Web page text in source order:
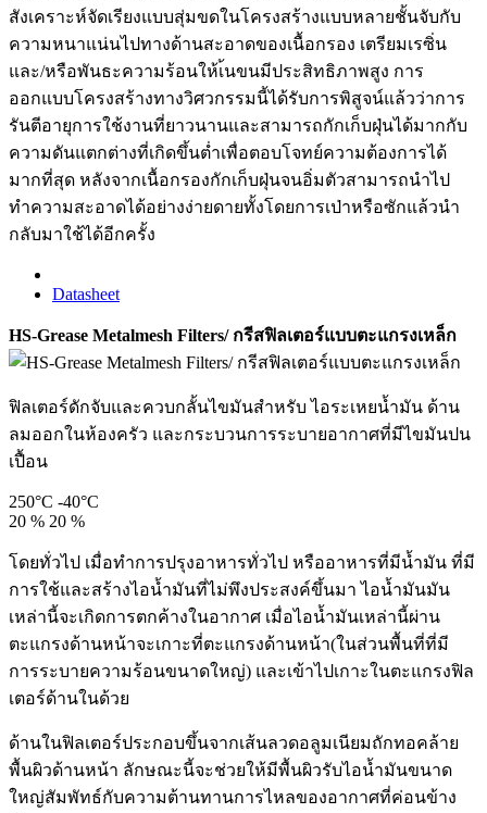
สังเคราะห์จัดเรียงแบบสุ่มขดในโครงสร้างแบบหลายชั้นจับกับ
ความหนาแน่นไปทางด้านสะอาดของเนื้อกรอง เตรียมเรซิ่น
และ/หรือพันธะความร้อนให้เ้นขนมีประสิทธิภาพสูง การ
ออกแบบโครงสร้างทางวิศวกรรมนี้ได้รับการพิสูจน์แล้วว่าการ
รันตีอายุการใช้งานที่ยาวนานและสามารถกักเก็บฝุ่นได้มากกับ
ความดันแตกต่างที่เกิดขึ้นต่ำเพื่อตอบโจทย์ความต้องการได้
มากที่สุด หลังจากเนื้อกรองกักเก็บฝุ่นจนอิ่มตัวสามารถนำไป
ทำความสะอาดได้อย่างง่ายดายทั้งโดยการเป่าหรือซักแล้วนำ
กลับมาใช้ได้อีกครั้ง
Datasheet
HS-Grease Metalmesh Filters/ กรีสฟิลเตอร์แบบตะแกรงเหล็ก
ฟิลเตอร์ดักจับและควบกลั้นไขมันสำหรับ ไอระเหยน้ำมัน ด้าน
ลมออกในห้องครัว และกระบวนการระบายอากาศที่มีไขมันปน
เปื้อน
250°C -40°C
20 % 20 %
โดยทั่วไป เมื่อทำการปรุงอาหารทั่วไป หรืออาหารที่มีน้ำมัน ที่มี
การใช้และสร้างไอน้ำมันที่ไม่พึงประสงค์ขึ้นมา ไอน้ำมันมัน
เหล่านี้จะเกิดการตกค้างในอากาศ เมื่อไอน้ำมันเหล่านี้ผ่าน
ตะแกรงด้านหน้าจะเกาะที่ตะแกรงด้านหน้า(ในส่วนพื้นที่ที่มี
การระบายความร้อนขนาดใหญ่) และเข้าไปเกาะในตะแกรงฟิล
เตอร์ด้านในด้วย
ด้านในฟิลเตอร์ประกอบขึ้นจากเส้นลวดอลูมเนียมถักทอคล้าย
พื้นผิวด้านหน้า ลักษณะนี้จะช่วยให้มีพื้นผิวรับไอน้ำมันขนาด
ใหญ่สัมพัทธ์กับความต้านทานการไหลของอากาศที่ค่อนข้าง